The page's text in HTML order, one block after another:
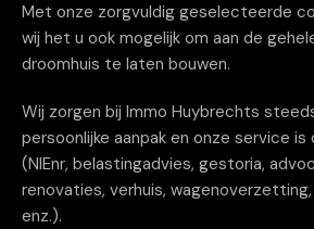
Met onze zorgvuldig geselecteerde
wij het u ook mogelijk om aan de
droomhuis te laten bouwen.
Wij zorgen bij Immo Huybrechts
persoonlijke aanpak en onze service is
(NIEnr, belastingadvies, gestoria,
renovaties, verhuis,
enz.).